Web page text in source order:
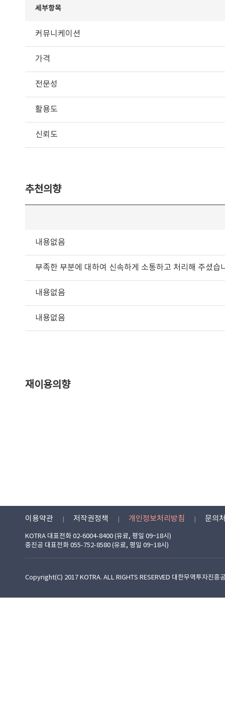
세부항목
커뮤니케이션
가격
전문성
활용도
신뢰도
추천의향
내용없음
부족한 부분에 대하여 신속하게 소통하고 처리해 주셨습
내용없음
내용없음
재이용의향
이용약관 저작권정책 개인정보처리방침 문의
KOTRA 대표전화 02-6004-8400 (유료, 평일 09~18시)
중진공 대표전화 055-752-8580 (유료, 평일 09~18시)
Copyright(C) 2017 KOTRA. ALL RIGHTS RESERVED 대한무역투자진흥